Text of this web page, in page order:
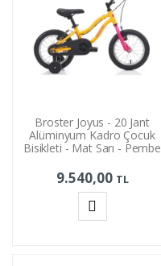
Broster Joyus - 20 Jant
Alüminyum Kadro Çocuk
Bisikleti - Mat Sarı - Pembe
9.540,00 TL